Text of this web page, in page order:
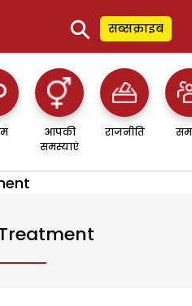
⚲ सब्सक्राइब
आपकी
समस्याएं
राजनीति